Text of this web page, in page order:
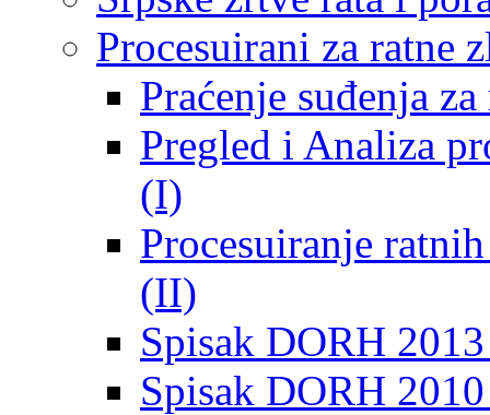
Procesuirani za ratne
Praćenje suđenja
Pregled i Analiza
(I)
Procesuiranje
(II)
Spisak DORH
Spisak DORH